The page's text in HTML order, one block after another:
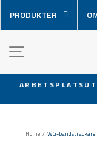
över
innehåll
PRODUKTER
Home / WG-bandsträckare